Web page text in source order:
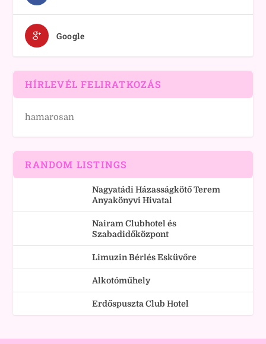
Google
HÍRLEVÉL FELIRATKOZÁS
hamarosan
RANDOM LISTINGS
Nagyatádi Házasságkötő Terem
Anyakönyvi Hivatal
Nairam Clubhotel és
Szabadidőközpont
Limuzin Bérlés Esküvőre
Alkotóműhely
Erdőspuszta Club Hotel